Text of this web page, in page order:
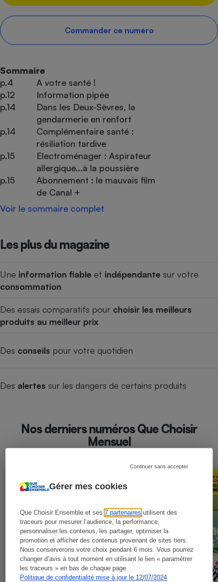
Gérer mes cookies
Que Choisir Ensemble et ses7 partenaires utilisent des
traceurs pour mesurer l’audience, la performance,
personnaliser les contenus, les partager, optimiser la
promotion et afficher des contenus provenant de sites tiers.
Nous conserverons votre choix pendant 6 mois. Vous pourrez
changer d’avis à tout moment en utilisant le lien « paramétrer
les traceurs » en bas de chaque page.
Politique de confidentialité mise à jour le 12/07/2024
Continuer sans accepter
Commander ce numéro
Sommaire
p.4
A votre santé !
p.12
Information pipée
p.14
Dans les Deux-Sèvres, la
gendarmerie en renfort
p.14
Complémentaire santé :
résiliation tardive
p.15
Electroménager : Aspirateur
allergique...à la poussière
p.15
Abonnement : le mauvais film
de Canal +
Voir le sommaire complet
Les plus du magazine
Une information fiable et indépendante sur votre
consommation
Des essais comparatifs pour choisir les meilleurs
produits au meilleur prix
Des conseils pour votre quotidien
Des alertes sur les dangers de certains produits
Nos derniers numéros Que Choisir
Mensuel